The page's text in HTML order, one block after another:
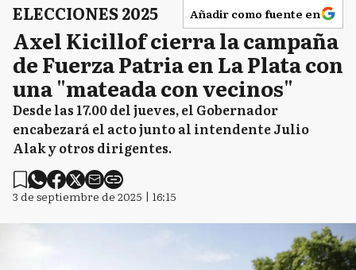
ELECCIONES 2025 Añadir como fuente en
Axel Kicillof cierra la campaña
de Fuerza Patria en La Plata con
una "mateada con vecinos"
Desde las 17.00 del jueves, el Gobernador
encabezará el acto junto al intendente Julio
Alak y otros dirigentes.
3 de septiembre de 2025 | 16:15